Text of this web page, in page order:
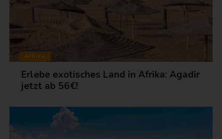
AFRIKA
Erlebe exotisches Land in Afrika: Agadir
jetzt ab 56€!